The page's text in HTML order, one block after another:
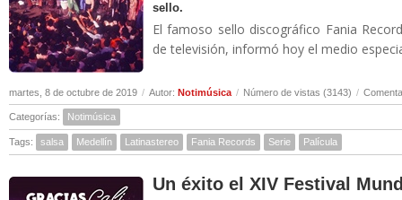
sello.
El famoso sello discográfico Fania
de televisión, informó hoy el medio
martes, 8 de octubre de 2019 / Autor: Notimúsica / Número de vistas (3143) /
Categorías: Notimúsica
Tags: salsa Medellín Latinastereo Fania Records Serie Palícula
Un éxito el XIV Festival